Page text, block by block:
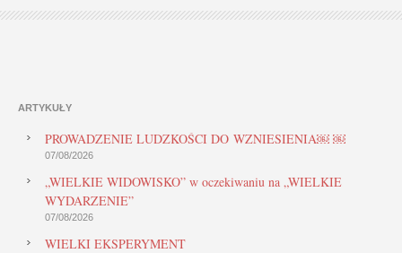
ARTYKUŁY
PROWADZENIE LUDZKOŚCI DO WZNIESIENIA￼ ￼
07/08/2026
„WIELKIE WIDOWISKO” w oczekiwaniu na „WIELKIE
WYDARZENIE”
07/08/2026
WIELKI EKSPERYMENT